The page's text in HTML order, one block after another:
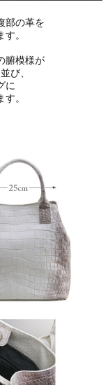
部の革を
。
腑模様が
び、
に
。